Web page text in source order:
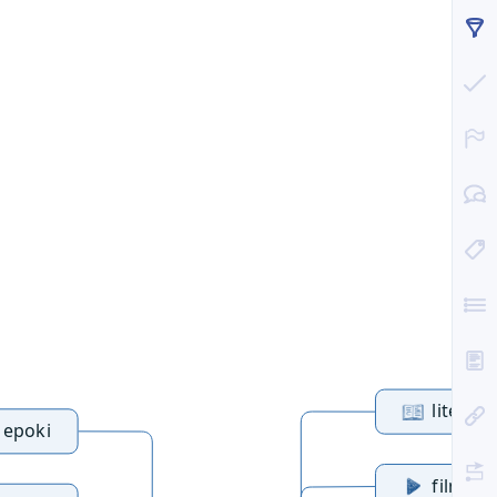
epoki
film